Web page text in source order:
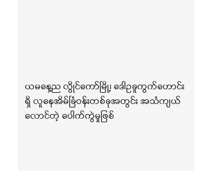
ယမနေ့ည လွိုင်ကော်မြို့၊ ဒေါဥခူကွက်ဟောင်း
ရှိ လူနေအိမ်ခြံဝန်းတစ်ခုအတွင်း အသံကျယ်
လောင်တဲ့ ပေါက်ကွဲမှုဖြစ်